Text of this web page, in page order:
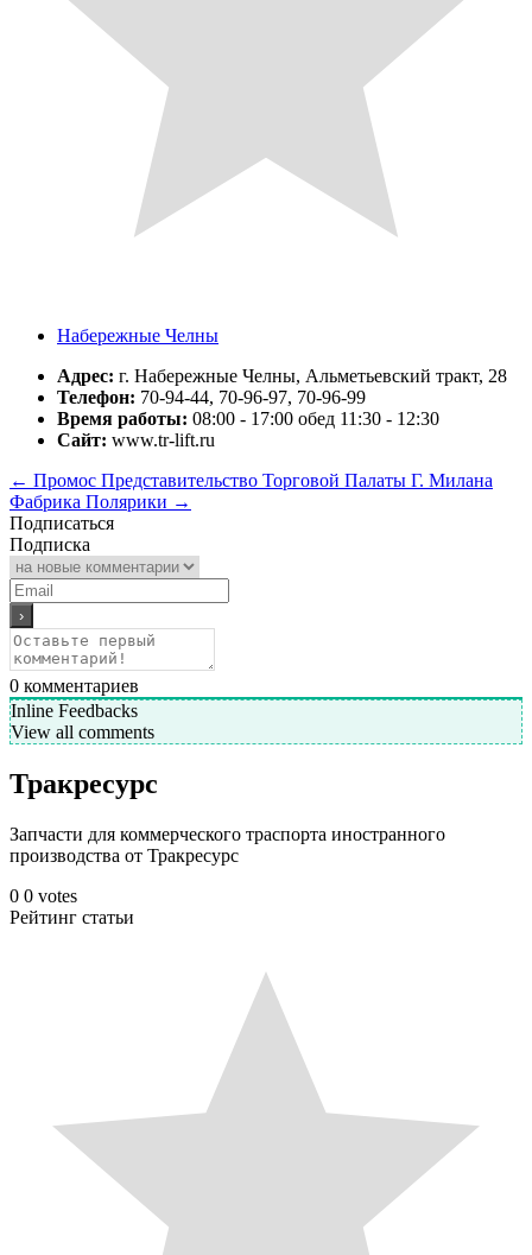
Набережные Челны
Адрес: г. Набережные Челны, Альметьевский тракт, 28
Телефон: 70-94-44, 70-96-97, 70-96-99
Время работы: 08:00 - 17:00 обед 11:30 - 12:30
Сайт: www.tr-lift.ru
← Промос Представительство Торговой Палаты Г. Милана
Фабрика Полярики →
Подписаться
Подписка
0 комментариев
Inline Feedbacks
View all comments
Тракресурс
Запчасти для коммерческого траспорта иностранного
производства от Тракресурс
0 0 votes
Рейтинг статьи